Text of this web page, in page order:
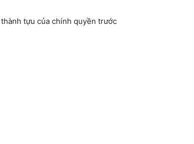
tựu của chính quyền trước